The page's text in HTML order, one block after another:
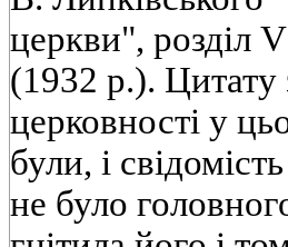
церкви", розділ
(1932 р.). Цитату
церковності у
були, і
не було